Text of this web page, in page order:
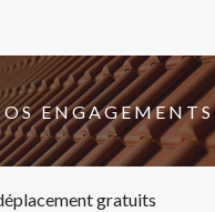
ENGAGEMENTS
gratuits